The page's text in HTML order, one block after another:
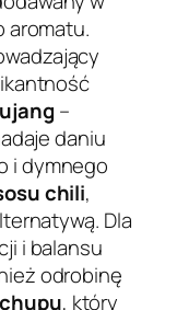
aromatu.
–
daniu
i dymnego
chili,
Dla
i balansu
odrobinę
, który